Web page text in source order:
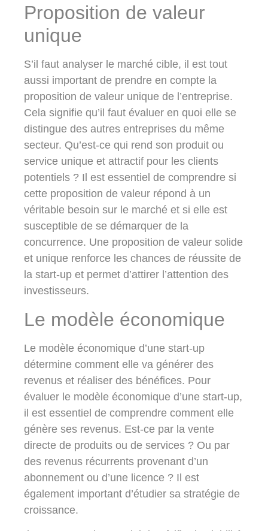
Proposition de valeur
unique
S’il faut analyser le marché cible, il est tout
aussi important de prendre en compte la
proposition de valeur unique de l’entreprise.
Cela signifie qu’il faut évaluer en quoi elle se
distingue des autres entreprises du même
secteur. Qu’est-ce qui rend son produit ou
service unique et attractif pour les clients
potentiels ? Il est essentiel de comprendre si
cette proposition de valeur répond à un
véritable besoin sur le marché et si elle est
susceptible de se démarquer de la
concurrence. Une proposition de valeur solide
et unique renforce les chances de réussite de
la start-up et permet d’attirer l’attention des
investisseurs.
Le modèle économique
Le modèle économique d’une start-up
détermine comment elle va générer des
revenus et réaliser des bénéfices. Pour
évaluer le modèle économique d’une start-up,
il est essentiel de comprendre comment elle
génère ses revenus. Est-ce par la vente
directe de produits ou de services ? Ou par
des revenus récurrents provenant d’un
abonnement ou d’une licence ? Il est
également important d’étudier sa stratégie de
croissance.